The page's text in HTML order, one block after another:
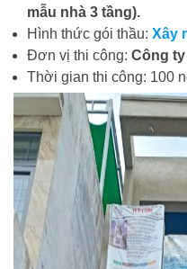
mẫu nhà 3 tầng).
Hình thức gói thầu: Xây
Đơn vị thi công: Công
Thời gian thi công: 100